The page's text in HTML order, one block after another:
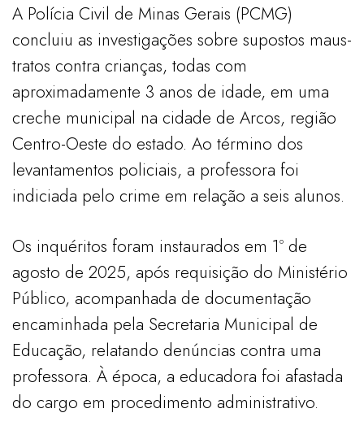
A Polícia Civil de Minas Gerais (PCMG)
concluiu as investigações sobre supostos maus-
tratos contra crianças, todas com
aproximadamente 3 anos de idade, em uma
creche municipal na cidade de Arcos, região
Centro-Oeste do estado. Ao término dos
levantamentos policiais, a professora foi
indiciada pelo crime em relação a seis alunos.
Os inquéritos foram instaurados em 1º de
agosto de 2025, após requisição do Ministério
Público, acompanhada de documentação
encaminhada pela Secretaria Municipal de
Educação, relatando denúncias contra uma
professora. À época, a educadora foi afastada
do cargo em procedimento administrativo.